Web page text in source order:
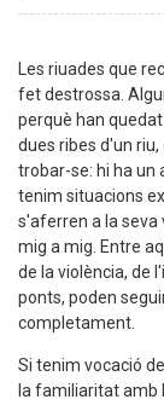
Les riuades que
fet destrossa.
perquè han
dues ribes d'un
trobar-se: hi ha un
tenim situacions
s'aferren a la seva
mig a mig. Entre
de la violència, de
ponts, poden
completament.
Si tenim vocació
la familiaritat amb